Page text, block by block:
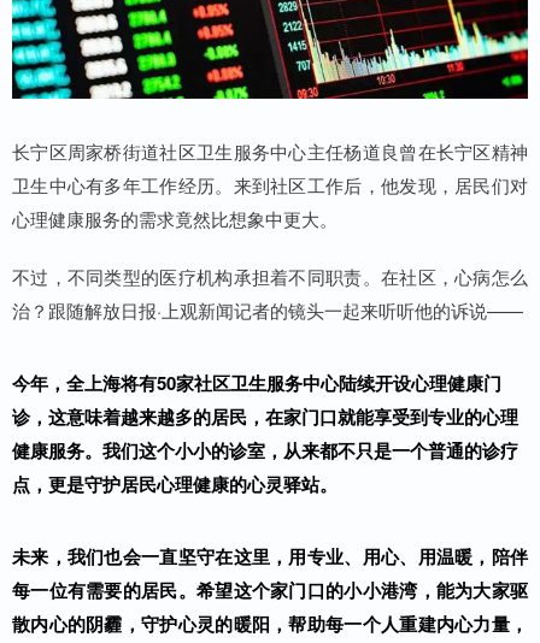
长宁区周家桥街道社区卫生服务中心主任杨道良曾在长宁区精神
卫生中心有多年工作经历。来到社区工作后，他发现，居民们对
心理健康服务的需求竟然比想象中更大。
不过，不同类型的医疗机构承担着不同职责。在社区，心病怎么
治？跟随解放日报·上观新闻记者的镜头一起来听听他的诉说——
今年，全上海将有50家社区卫生服务中心陆续开设心理健康门
诊，这意味着越来越多的居民，在家门口就能享受到专业的心理
健康服务。我们这个小小的诊室，从来都不只是一个普通的诊疗
点，更是守护居民心理健康的心灵驿站。
未来，我们也会一直坚守在这里，用专业、用心、用温暖，陪伴
每一位有需要的居民。希望这个家门口的小小港湾，能为大家驱
散内心的阴霾，守护心灵的暖阳，帮助每一个人重建内心力量，